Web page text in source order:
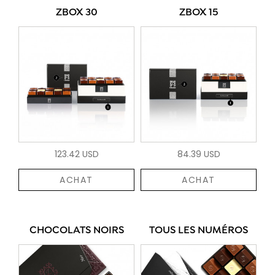
ZBOX 30
123.42 USD
ACHAT
ZBOX 15
84.39 USD
ACHAT
CHOCOLATS NOIRS TOUS LES NUMÉROS